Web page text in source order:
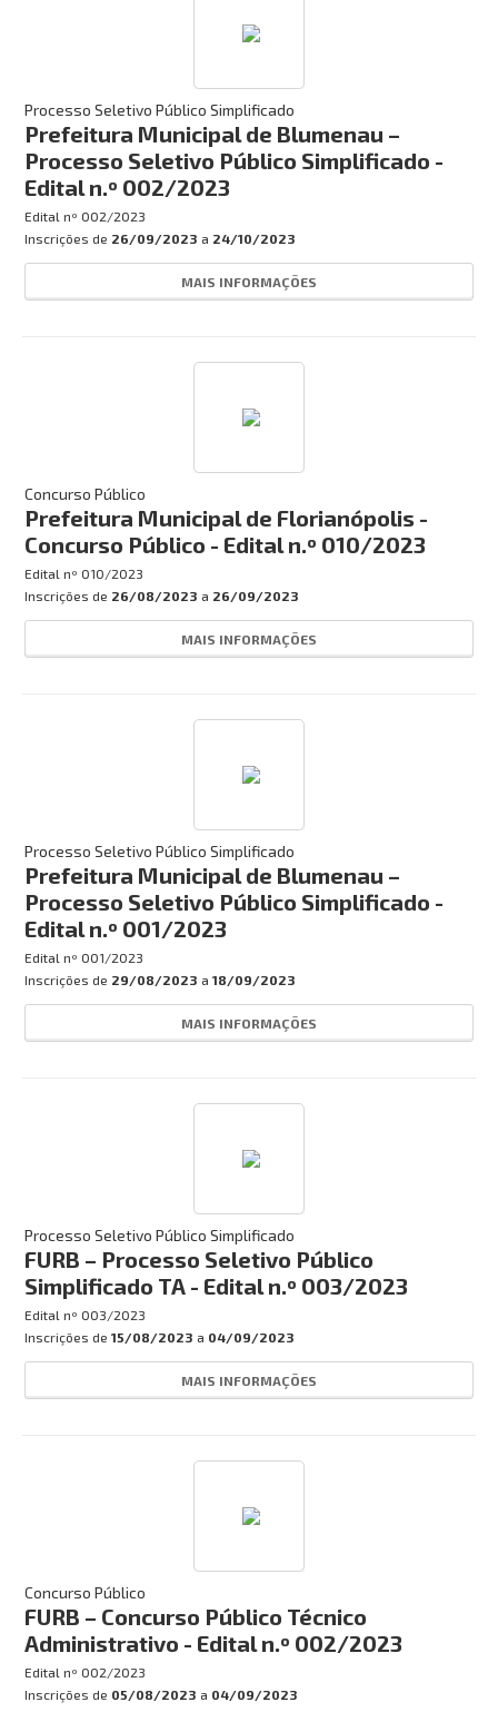
Processo Seletivo Público Simplificado
Prefeitura Municipal de Blumenau –
Processo Seletivo Público Simplificado -
Edital n.º 002/2023
Edital nº 002/2023
Inscrições de 26/09/2023 a 24/10/2023
MAIS INFORMAÇÕES
Concurso Público
Prefeitura Municipal de Florianópolis -
Concurso Público - Edital n.º 010/2023
Edital nº 010/2023
Inscrições de 26/08/2023 a 26/09/2023
MAIS INFORMAÇÕES
Processo Seletivo Público Simplificado
Prefeitura Municipal de Blumenau –
Processo Seletivo Público Simplificado -
Edital n.º 001/2023
Edital nº 001/2023
Inscrições de 29/08/2023 a 18/09/2023
MAIS INFORMAÇÕES
Processo Seletivo Público Simplificado
FURB – Processo Seletivo Público
Simplificado TA - Edital n.º 003/2023
Edital nº 003/2023
Inscrições de 15/08/2023 a 04/09/2023
MAIS INFORMAÇÕES
Concurso Público
FURB – Concurso Público Técnico
Administrativo - Edital n.º 002/2023
Edital nº 002/2023
Inscrições de 05/08/2023 a 04/09/2023